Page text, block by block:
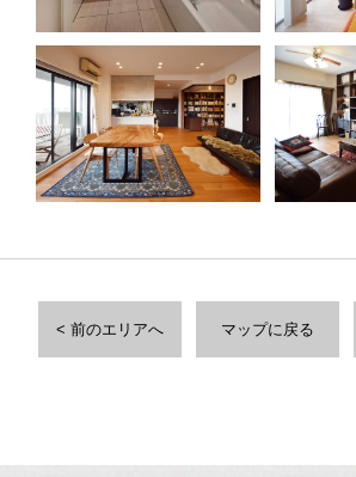
< 前のエリアへ マップに戻る